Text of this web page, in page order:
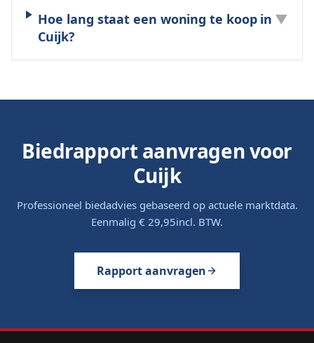
Hoe lang staat een woning te koop in
Cuijk?
▼
Biedrapport aanvragen voor
Cuijk
Professioneel biedadvies gebaseerd op actuele marktdata.
Eenmalig € 29,95incl. BTW.
Rapport aanvragen